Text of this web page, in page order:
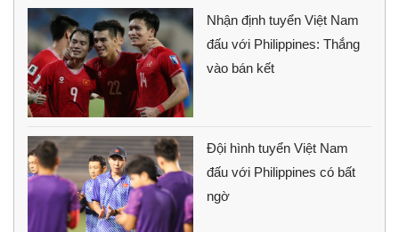
Nhận định tuyển Việt Nam
đấu với Philippines: Thắng
vào bán kết
Đội hình tuyển Việt Nam
đấu với Philippines có bất
ngờ